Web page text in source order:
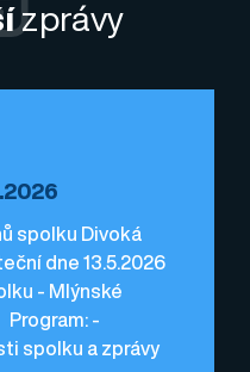
zprávy
spolku Divoká
dne 13.5.2026
- Mlýnské
Program: -
spolku a zprávy